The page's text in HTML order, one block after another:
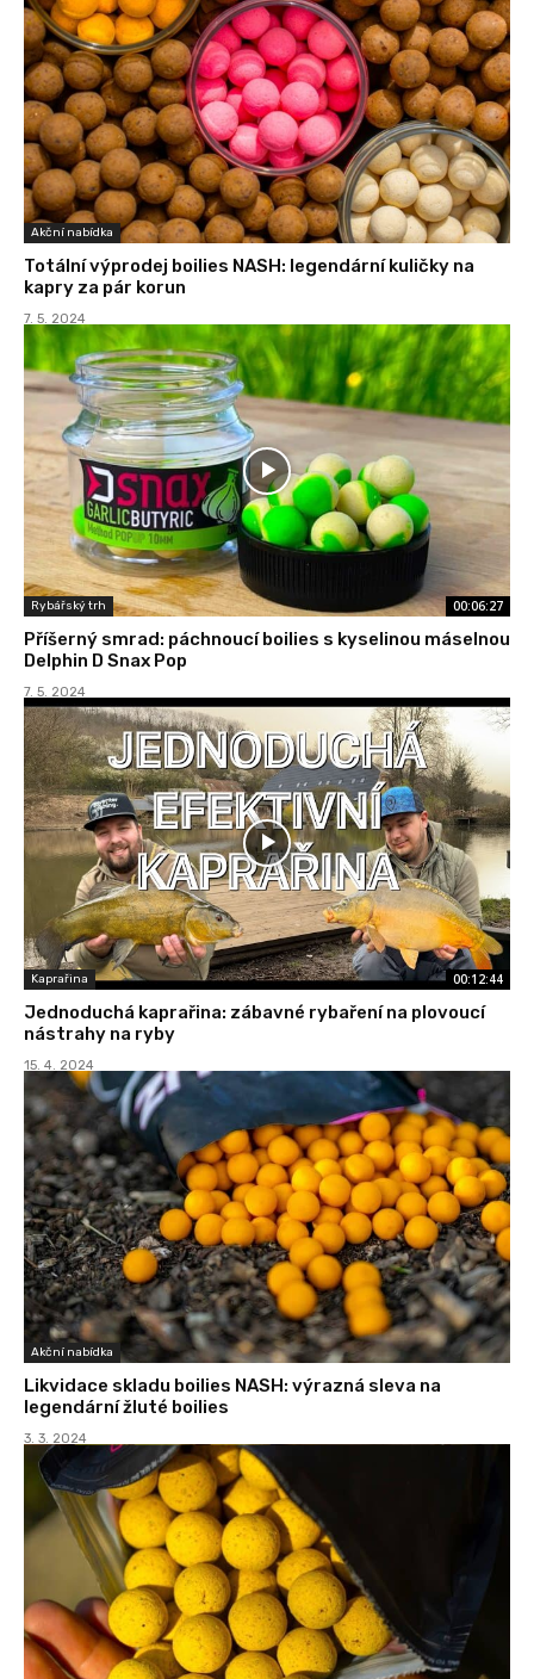
Akční nabídka
Totální výprodej boilies NASH: legendární kuličky na
kapry za pár korun
7. 5. 2024
Rybářský trh 00:06:27
Příšerný smrad: páchnoucí boilies s kyselinou máselnou
Delphin D Snax Pop
7. 5. 2024
Kaprařina 00:12:44
Jednoduchá kaprařina: zábavné rybaření na plovoucí
nástrahy na ryby
15. 4. 2024
Akční nabídka
Likvidace skladu boilies NASH: výrazná sleva na
legendární žluté boilies
3. 3. 2024